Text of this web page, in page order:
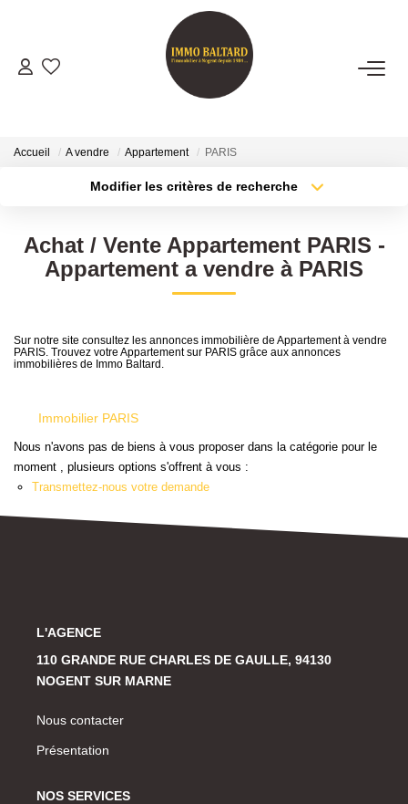
VENTES
LOCATIONS
ESTIMATION
Présentation
CONTACT
Accueil A vendre Appartement PARIS
Modifier les critères de recherche
Sélectionnez...
Type de bien
Surface min
Créer une alerte
Achat / Vente Appartement PARIS -
Appartement a vendre à PARIS
Sur notre site consultez les annonces immobilière de Appartement à vendre
PARIS. Trouvez votre Appartement sur PARIS grâce aux annonces
immobilières de Immo Baltard.
Immobilier PARIS
Nous n'avons pas de biens à vous proposer dans la catégorie pour le
moment , plusieurs options s'offrent à vous :
Transmettez-nous votre demande
L'AGENCE
110 GRANDE RUE CHARLES DE GAULLE, 94130
NOGENT SUR MARNE
Nous contacter
Présentation
NOS SERVICES